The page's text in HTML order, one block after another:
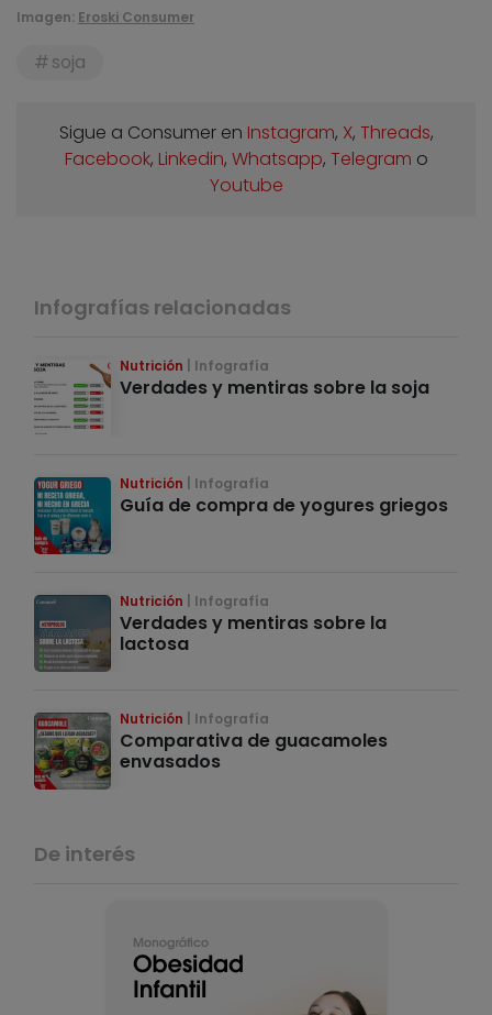
Imagen: Eroski Consumer
soja
Sigue a Consumer en Instagram, X, Threads,
Facebook, Linkedin, Whatsapp, Telegram o
Youtube
Infografías relacionadas
Nutrición Infografía
Verdades y mentiras sobre la soja
Nutrición Infografía
Guía de compra de yogures griegos
Nutrición Infografía
Verdades y mentiras sobre la
lactosa
Nutrición Infografía
Comparativa de guacamoles
envasados
De interés